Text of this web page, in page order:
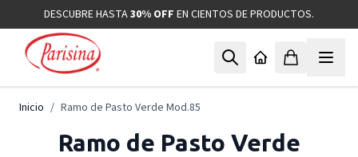
Ir al contenidoDESCUBRE HASTA30% OFF EN CIENTOS DE PRODUCTOS.
Inicio / Ramo de Pasto Verde Mod.85
Ramo de Pasto Verde